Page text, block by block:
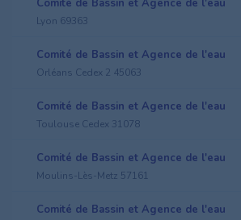
Comité de Bassin et Agence de l'eau
Lyon 69363
Comité de Bassin et Agence de l'eau
Orléans Cedex 2 45063
Comité de Bassin et Agence de l'eau
Toulouse Cedex 31078
Comité de Bassin et Agence de l'eau
Moulins-Lès-Metz 57161
Comité de Bassin et Agence de l'eau